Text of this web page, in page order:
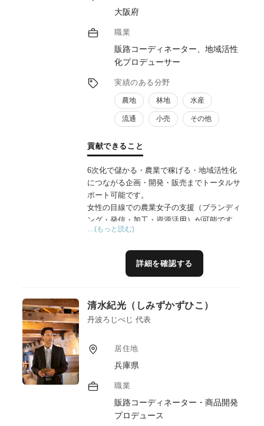
得向上・雇用創出・地域ブランドの再構築・
交流人口拡大という具体的な成果につなげて
「制度は知っているが実行できない」「経営
者だけでは行政対応が難しい」——そんな壁
を、行政経験に裏打ちされた実務力で突破し
ます。
大阪府
職業
販路コーディネーター、地域活性
化プロデューサー
実績のある分野
農地 林地 水産
流通 小売 その他
貢献できること
6次化で儲かる・農業で稼げる・地域活性化
につながる企画・開発・販売までトータルサ
ポート可能です。
女性の目線での農業女子の支援（ブランディ
ング・発信・加工・資源活用）が可能です。
豊富なネットワークから様々な連携が可能
豊作地の有効活用の提案も可能です。関係人
口、交流人口を築くイベント等のプロデュー
活性化研究所です。
…(もっと読む)
詳細を確認する
清水紀光（しみずかずひこ）
丹波ろじべじ 代表
居住地
兵庫県
職業
販路コーディネーター・商品開発
プロデュース